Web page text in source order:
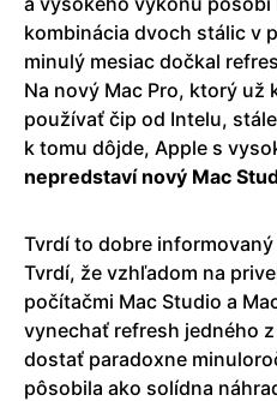
kombinácia dvoch stálic v
minulý mesiac dočkal
Na nový Mac Pro, ktorý už
používať čip od Intelu,
k tomu dôjde, Apple s
nepredstaví nový Mac
Tvrdí to dobre
Tvrdí, že vzhľadom na
počítačmi Mac Studio a
vynechať refresh jedného
dostať paradoxne
pôsobila ako solídna